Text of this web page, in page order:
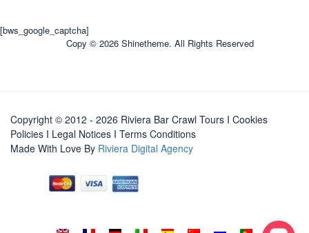
[bws_google_captcha]
Copy © 2026 Shinetheme. All Rights Reserved
Copyright © 2012 - 2026 Riviera Bar Crawl Tours I Cookies
Policies I Legal Notices I Terms Conditions
Made With Love By Riviera Digital Agency